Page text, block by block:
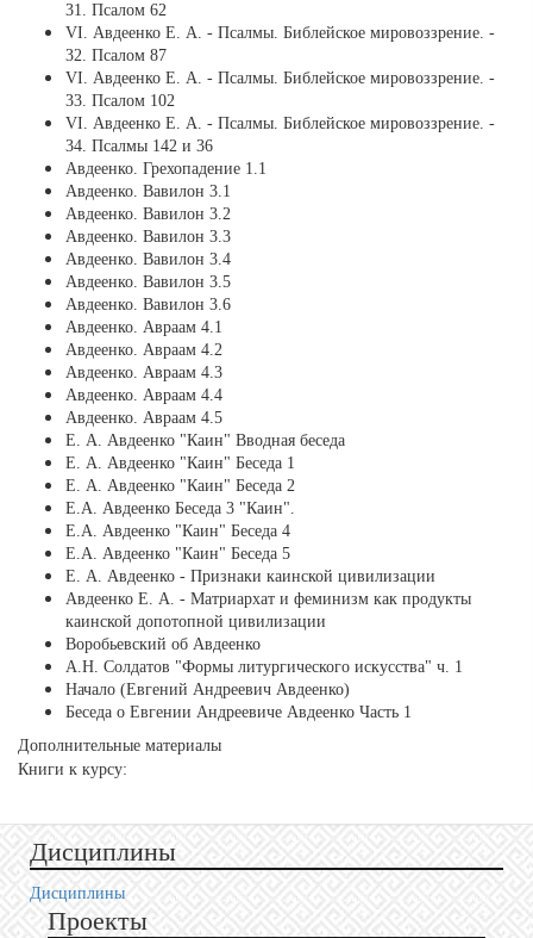
31. Псалом 62
VI. Авдеенко Е. А. - Псалмы. Библейское мировоззрение. -
32. Псалом 87
VI. Авдеенко Е. А. - Псалмы. Библейское мировоззрение. -
33. Псалом 102
VI. Авдеенко Е. А. - Псалмы. Библейское мировоззрение. -
34. Псалмы 142 и 36
Авдеенко. Грехопадение 1.1
Авдеенко. Вавилон 3.1
Авдеенко. Вавилон 3.2
Авдеенко. Вавилон 3.3
Авдеенко. Вавилон 3.4
Авдеенко. Вавилон 3.5
Авдеенко. Вавилон 3.6
Авдеенко. Авраам 4.1
Авдеенко. Авраам 4.2
Авдеенко. Авраам 4.3
Авдеенко. Авраам 4.4
Авдеенко. Авраам 4.5
Е. А. Авдеенко "Каин" Вводная беседа
Е. А. Авдеенко "Каин" Беседа 1
Е. А. Авдеенко "Каин" Беседа 2
Е.А. Авдеенко Беседа 3 "Каин".
Е.А. Авдеенко "Каин" Беседа 4
Е.А. Авдеенко "Каин" Беседа 5
Е. А. Авдеенко - Признаки каинской цивилизации
Авдеенко Е. А. - Матриархат и феминизм как продукты
каинской допотопной цивилизации
Воробьевский об Авдеенко
А.Н. Солдатов "Формы литургического искусства" ч. 1
Начало (Евгений Андреевич Авдеенко)
Беседа о Евгении Андреевиче Авдеенко Часть 1
Дополнительные материалы
Книги к курсу:
Дисциплины
Дисциплины
Проекты